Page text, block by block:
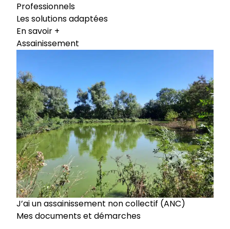
Professionnels
Les solutions adaptées
En savoir +
Assainissement
J’ai un assainissement non collectif (ANC)
Mes documents et démarches